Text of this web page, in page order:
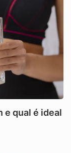
e qual é ideal